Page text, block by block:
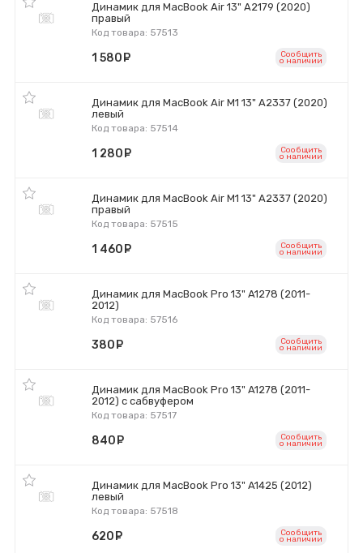
Динамик для MacBook Air 13" A2179 (2020)
правый
Код товара: 57513
1 580 Сообщить
o наличии
Динамик для MacBook Air M1 13" A2337 (2020)
левый
Код товара: 57514
1 280 Сообщить
o наличии
Динамик для MacBook Air M1 13" A2337 (2020)
правый
Код товара: 57515
1 460 Сообщить
o наличии
Динамик для MacBook Pro 13" A1278 (2011-
2012)
Код товара: 57516
380 Сообщить
o наличии
Динамик для MacBook Pro 13" A1278 (2011-
2012) с сабвуфером
Код товара: 57517
840 Сообщить
o наличии
Динамик для MacBook Pro 13" A1425 (2012)
левый
Код товара: 57518
620 Сообщить
o наличии